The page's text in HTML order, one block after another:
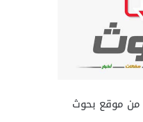
من موقع بحوث